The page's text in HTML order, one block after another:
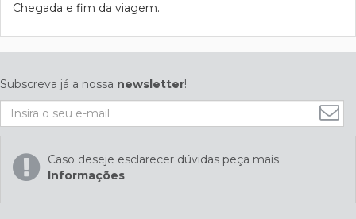
Chegada e fim da viagem.
Subscreva já a nossa newsletter!
Caso deseje esclarecer dúvidas peça mais
Informações